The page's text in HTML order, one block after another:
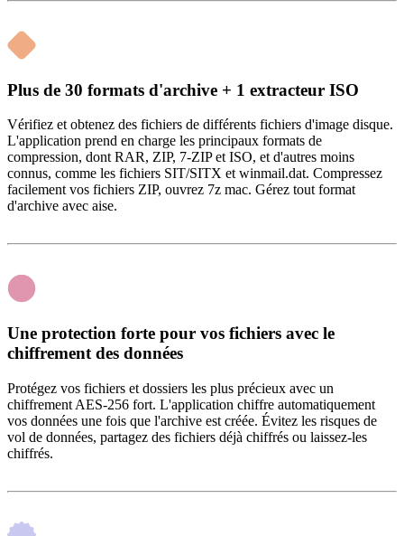
Plus de 30 formats d'archive + 1 extracteur ISO
Vérifiez et obtenez des fichiers de différents fichiers d'image disque.
L'application prend en charge les principaux formats de
compression, dont RAR, ZIP, 7-ZIP et ISO, et d'autres moins
connus, comme les fichiers SIT/SITX et winmail.dat. Compressez
facilement vos fichiers ZIP, ouvrez 7z mac. Gérez tout format
d'archive avec aise.
Une protection forte pour vos fichiers avec le
chiffrement des données
Protégez vos fichiers et dossiers les plus précieux avec un
chiffrement AES-256 fort. L'application chiffre automatiquement
vos données une fois que l'archive est créée. Évitez les risques de
vol de données, partagez des fichiers déjà chiffrés ou laissez-les
chiffrés.